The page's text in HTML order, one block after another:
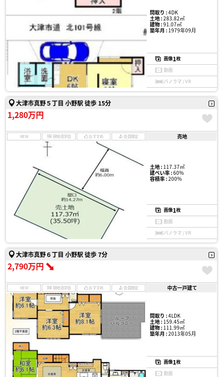
間取り :4DK
土地 :283.82㎡
建物 :91.07㎡
築年月 :1979年09月
画像1枚
動画
パノラマ / VR
大津市真野５丁目 小野駅 徒歩 15分
1,280万円
NEW 現地見学会 おすすめ 会員限定 売地
土地 :117.37㎡
建ぺい率 :60%
容積率 :200%
画像1枚
動画
パノラマ / VR
大津市真野６丁目 小野駅 徒歩 7分
2,790万円
NEW 現地見学会 おすすめ 会員限定 中古一戸建て
間取り :4LDK
土地 :159.45㎡
建物 :111.99㎡
築年月 :2013年05月
画像1枚
動画